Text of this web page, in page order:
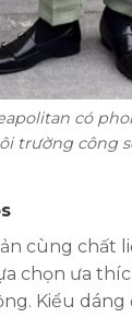
có
trường công
cùng chất
chọn ưa
Kiểu